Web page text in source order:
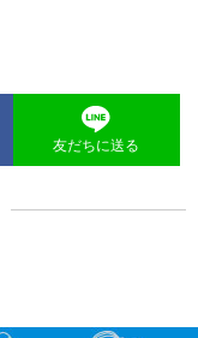
友だちに送る